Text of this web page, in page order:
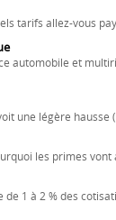
tarifs allez-vous
automobile et
une légère hausse
les primes vont
1 à 2 % des